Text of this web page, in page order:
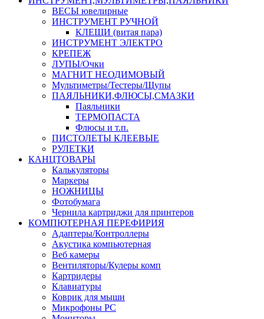
ВЕСЫ ювелирные
ИНСТРУМЕНТ РУЧНОЙ
КЛЕЩИ (витая пара)
ИНСТРУМЕНТ ЭЛЕКТРО
КРЕПЕЖ
ЛУПЫ/Очки
МАГНИТ НЕОДИМОВЫЙ
Мультиметры/Тестеры/Щупы
ПАЯЛЬНИКИ,ФЛЮСЫ,СМАЗКИ
Паяльники
ТЕРМОПАСТА
Флюсы и т.п.
ПИСТОЛЕТЫ КЛЕЕВЫЕ
РУЛЕТКИ
КАНЦТОВАРЫ
Калькуляторы
Маркеры
НОЖНИЦЫ
Фотобумага
Чернила картриджи для принтеров
КОМПЮТЕРНАЯ ПЕРЕФИРИЯ
Адаптеры/Контроллеры
Акустика компьютерная
Веб камеры
Вентиляторы/Кулеры комп
Картридеры
Клавиатуры
Коврик для мыши
Микрофоны PC